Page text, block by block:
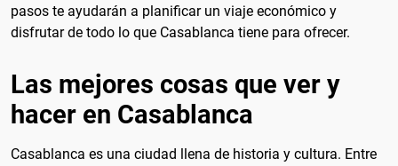
pasos te ayudarán a planificar un viaje económico y
disfrutar de todo lo que Casablanca tiene para ofrecer.
Las mejores cosas que ver y
hacer en Casablanca
Casablanca es una ciudad llena de historia y cultura. Entre